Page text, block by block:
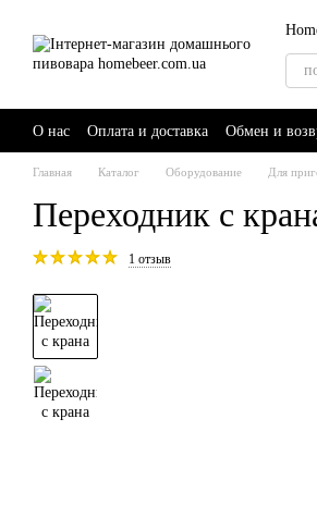
О нас Оплата и доставка Обмен и
Главная Каталог Оборудование Для
Переходник с
1 отзыв